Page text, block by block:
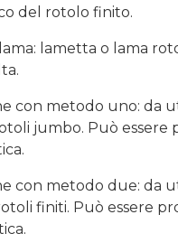
del rotolo finito.
lametta o lama
con metodo uno: da
jumbo. Può
con metodo due: da
finiti. Può essere